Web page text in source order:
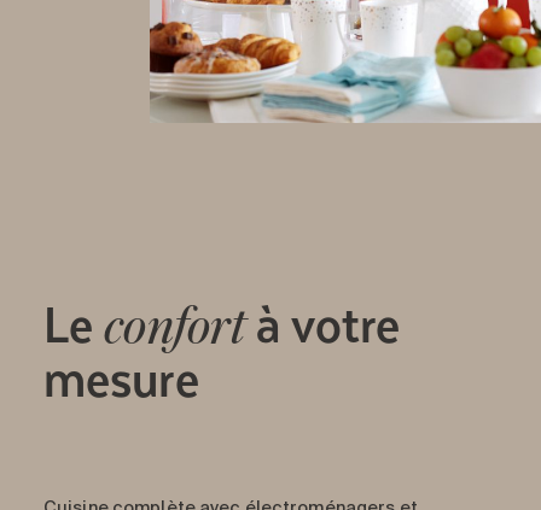
soyez débutant·e ou joueur·se expérimenté·e,
cette activité est l’occasion parfaite de bouger,
d’améliorer vos réflexes et de partager de belles
parties dans une ambiance conviviale. Le ping-
Leconfortà votre
mesure